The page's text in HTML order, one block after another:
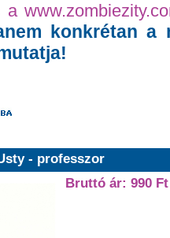
konkrétan a
- professzor
Bruttó ár: 990 Ft